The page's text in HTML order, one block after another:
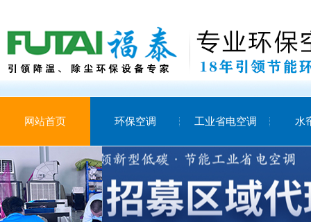
网站首页 环保空调 工业省电空调 水